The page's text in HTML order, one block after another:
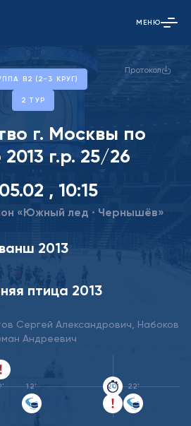
Открыть
МЕНЮ
Протокол
В2 (2-3 КРУГ)
2 ТУР
г. Москвы по
г.р. 25/26
, 10:15
«Южный лед · Чернышёв»
2013
птица 2013
Сергей Александрович,
Набоков
Андреевич
12' 20' 22'